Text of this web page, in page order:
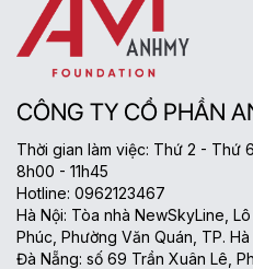
CÔNG TY CỔ PHẦN
Thời gian làm việc: Thứ 2 - Thứ
8h00 - 11h45
Hotline: 0962123467
Hà Nội: Tòa nhà NewSkyLine,
Phúc, Phường Văn Quán, TP. Hà
Đà Nẵng: số 69 Trần Xuân Lê,